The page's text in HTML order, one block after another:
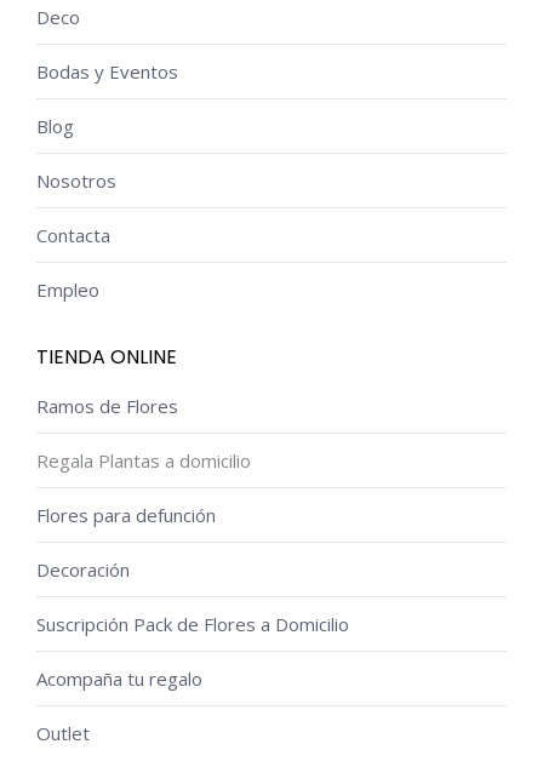
Deco
Bodas y Eventos
Blog
Nosotros
Contacta
Empleo
TIENDA ONLINE
Ramos de Flores
Regala Plantas a domicilio
Flores para defunción
Decoración
Suscripción Pack de Flores a Domicilio
Acompaña tu regalo
Outlet